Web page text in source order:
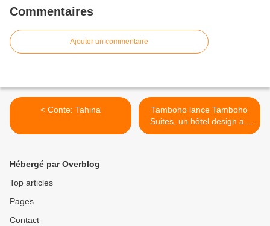
Commentaires
Ajouter un commentaire
< Conte: Tahina
Tamboho lance Tamboho
Suites, un hôtel design au
coeur d'Antananarivo >
Hébergé par Overblog
Top articles
Pages
Contact